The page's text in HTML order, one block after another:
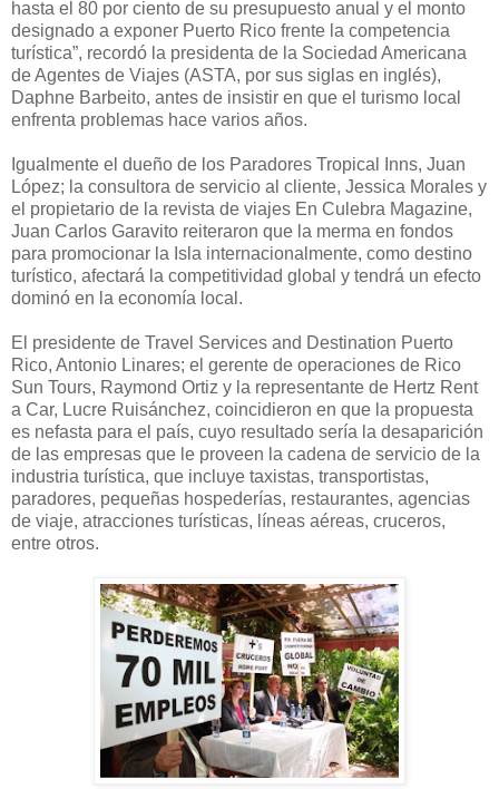
hasta el 80 por ciento de su presupuesto anual y el monto
designado a exponer Puerto Rico frente la competencia
turística”, recordó la presidenta de la Sociedad Americana
de Agentes de Viajes (ASTA, por sus siglas en inglés),
Daphne Barbeito, antes de insistir en que el turismo local
enfrenta problemas hace varios años.
Igualmente el dueño de los Paradores Tropical Inns, Juan
López; la consultora de servicio al cliente, Jessica Morales y
el propietario de la revista de viajes En Culebra Magazine,
Juan Carlos Garavito reiteraron que la merma en fondos
para promocionar la Isla internacionalmente, como destino
turístico, afectará la competitividad global y tendrá un efecto
dominó en la economía local.
El presidente de Travel Services and Destination Puerto
Rico, Antonio Linares; el gerente de operaciones de Rico
Sun Tours, Raymond Ortiz y la representante de Hertz Rent
a Car, Lucre Ruisánchez, coincidieron en que la propuesta
es nefasta para el país, cuyo resultado sería la desaparición
de las empresas que le proveen la cadena de servicio de la
industria turística, que incluye taxistas, transportistas,
paradores, pequeñas hospederías, restaurantes, agencias
de viaje, atracciones turísticas, líneas aéreas, cruceros,
entre otros.